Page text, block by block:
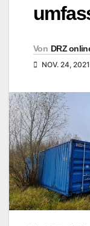
Von DRZ
NOV. 24, 2021